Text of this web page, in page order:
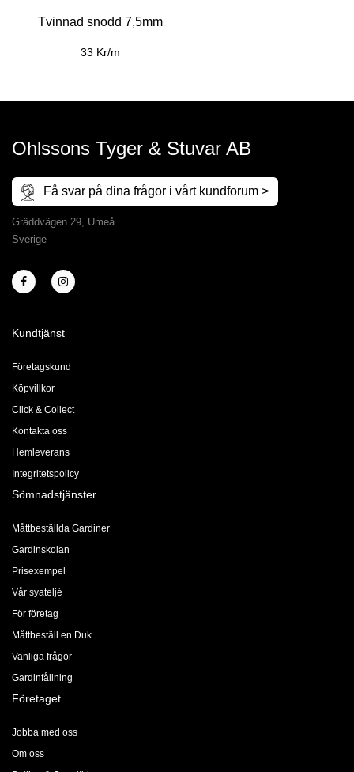
Tvinnad snodd 7,5mm
33 Kr/m
Ohlssons Tyger & Stuvar AB
Få svar på dina frågor i vårt kundforum >
Gräddvägen 29, Umeå
Sverige
Kundtjänst
Företagskund
Köpvillkor
Click & Collect
Kontakta oss
Hemleverans
Integritetspolicy
Sömnadstjänster
Måttbeställda Gardiner
Gardinskolan
Prisexempel
Vår syateljé
För företag
Måttbeställ en Duk
Vanliga frågor
Gardinfållning
Företaget
Jobba med oss
Om oss